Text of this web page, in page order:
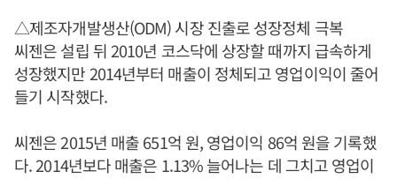
△제조자개발생산(ODM) 시장 진출로 성장정체 극복
씨젠은 설립 뒤 2010년 코스닥에 상장할 때까지 급속하게
성장했지만 2014년부터 매출이 정체되고 영업이익이 줄어
들기 시작했다.
씨젠은 2015년 매출 651억 원, 영업이익 86억 원을 기록했
다. 2014년보다 매출은 1.13% 늘어나는 데 그치고 영업이